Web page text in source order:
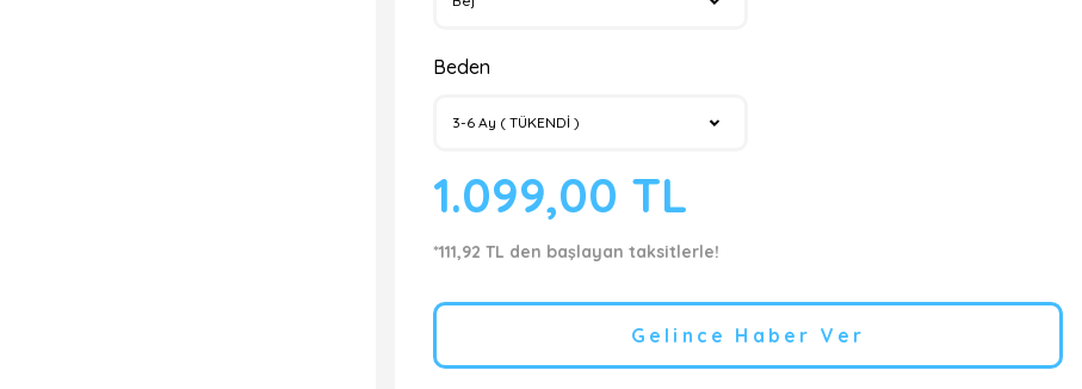
Beden
1.099,00 TL
*111,92 TL den başlayan taksitlerle!
Gelince Haber Ver